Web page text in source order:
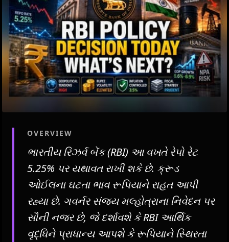
OVERVIEW
ભારતીય રિઝર્વ બેંક (RBI) આ વખતે રેપો રેટ
5.25% પર યથાવત રાખી શકે છે. ક્રૂડ
ઓઈલના ઘટતા ભાવ રૂપિયાને રાહત આપી
રહ્યા છે. ગવર્નર સંજય મલ્હોત્રાના નિવેદન પર
સૌની નજર છે, જે દર્શાવશે કે RBI આર્થિક
વૃદ્ધિને પ્રાધાન્ય આપશે કે રૂપિયાને સ્થિરતા